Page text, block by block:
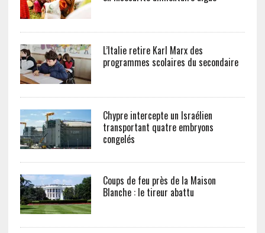
L’Italie retire Karl Marx des
programmes scolaires du secondaire
Chypre intercepte un Israélien
transportant quatre embryons
congelés
Coups de feu près de la Maison
Blanche : le tireur abattu